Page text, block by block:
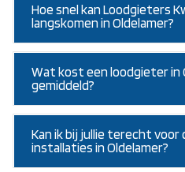
Hoe snel kan Loodgieters
langskomen in Oldelamer?
Wat kost een loodgieter in
gemiddeld?
Kan ik bij jullie terecht voor
installaties in Oldelamer?